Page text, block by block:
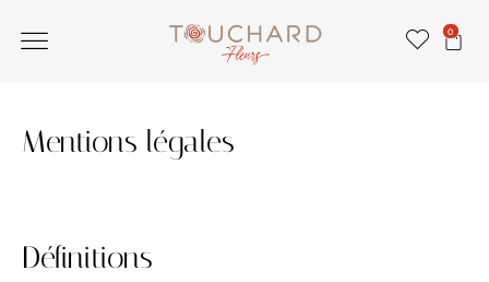
0
Mentions légales
Définitions